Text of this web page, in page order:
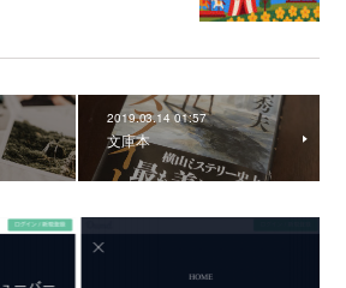
2019.03.14 01:57
文庫本